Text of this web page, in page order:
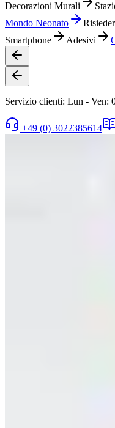
Decorazioni Murali
Mondo Neonato
Smartphone
Adesivi
Servizio clienti: Lun - Ven:
+49 (0) 3022385614